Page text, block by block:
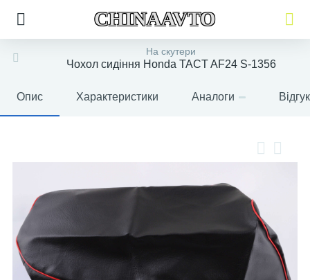
CHINAAVTO
На скутери
Чохол сидіння Honda TACT AF24 S-1356
Опис Характеристики Аналоги